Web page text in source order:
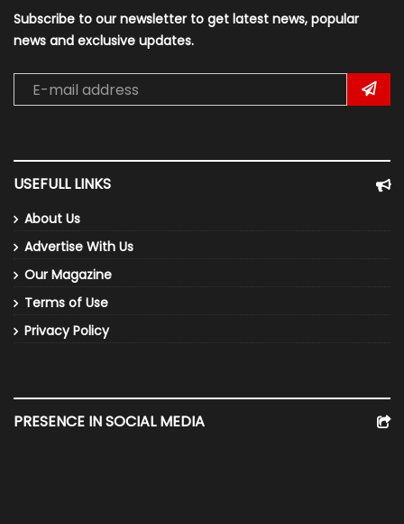
Subscribe to our newsletter to get latest news, popular
news and exclusive updates.
USEFULL LINKS
About Us
Advertise With Us
Our Magazine
Terms of Use
Privacy Policy
PRESENCE IN SOCIAL MEDIA